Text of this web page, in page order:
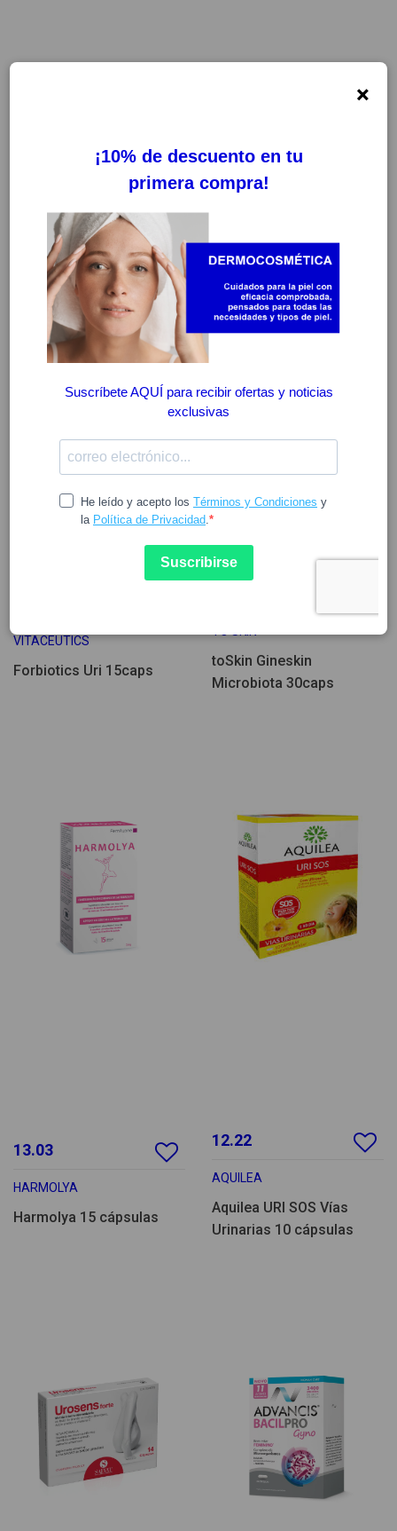
VITACEUTICS
Forbiotics Uri 15caps
toSkin Gineskin
Microbiota 30caps
13.03
HARMOLYA
Harmolya 15 cápsulas
12.22
AQUILEA
Aquilea URI SOS Vías
Urinarias 10 cápsulas
×